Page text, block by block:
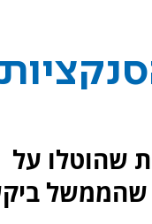
שהוטלו על
שהממשל